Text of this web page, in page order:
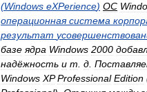
(Windows eXPerience) ОС
операционная система
результат
базе ядра Windows 2000
надёжность и т д
Windows XP Professional Edition